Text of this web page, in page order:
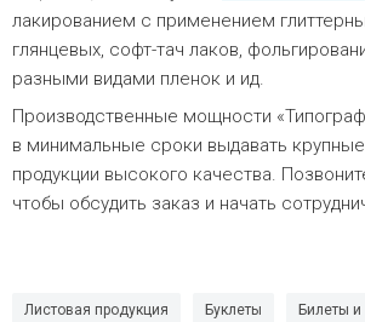
Листовая продукция Буклеты Билеты
лакированием с применением
глянцевых, софт-тач лаков,
разными видами пленок и ид.
Производственные мощности
в минимальные сроки выдавать
продукции высокого качества.
чтобы обсудить заказ и начать